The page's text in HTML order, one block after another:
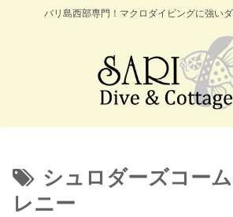
バリ島西部専門！マクロダイビングに強い
シュロダーズコー
レニー